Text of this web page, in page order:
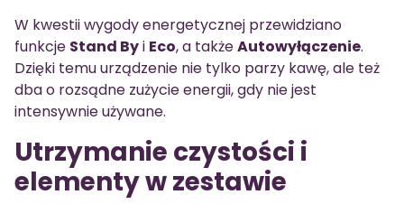
W kwestii wygody energetycznej przewidziano
funkcje Stand Byi Eco, a takżeAutowyłączenie.
Dzięki temu urządzenie nie tylko parzy kawę, ale też
dba o rozsądne zużycie energii, gdy nie jest
intensywnie używane.
Utrzymanie czystości i
elementy w zestawie